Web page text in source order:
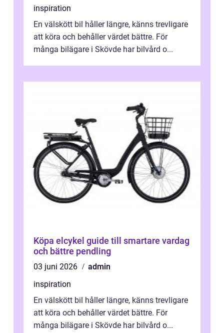
inspiration
En välskött bil håller längre, känns trevligare
att köra och behåller värdet bättre. För
många bilägare i Skövde har bilvård o...
Köpa elcykel guide till smartare vardag
och bättre pendling
03 juni 2026
admin
inspiration
En välskött bil håller längre, känns trevligare
att köra och behåller värdet bättre. För
många bilägare i Skövde har bilvård o...